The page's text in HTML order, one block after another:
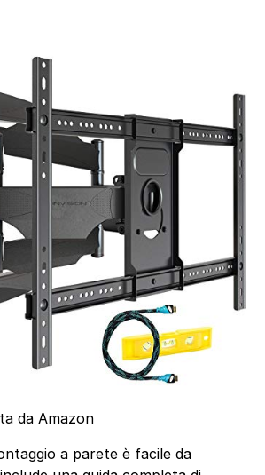
da Amazon
a parete è facile da